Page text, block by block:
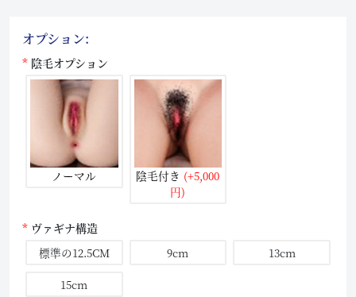
オプション:
陰毛オプション
ノーマル 陰毛付き (+5,000
円)
ヴァギナ構造
標準の12.5CM
9cm
13cm
15cm